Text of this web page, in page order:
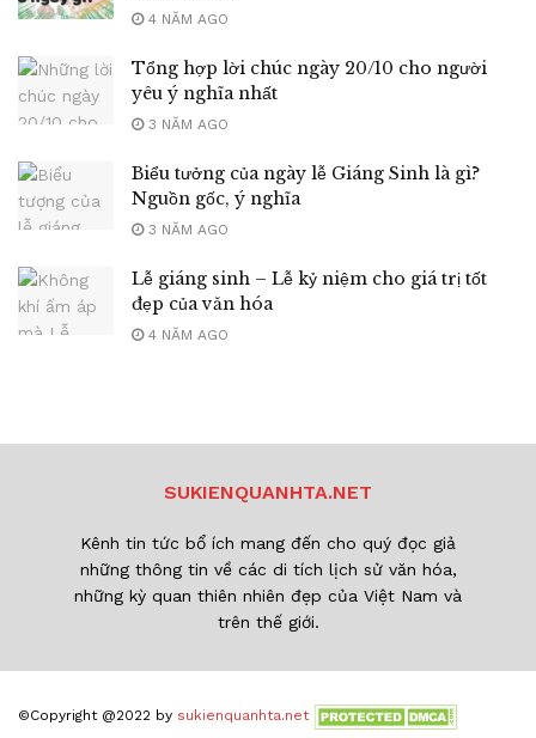
4 NĂM AGO
Tổng hợp lời chúc ngày 20/10 cho người
yêu ý nghĩa nhất
3 NĂM AGO
Biểu tưởng của ngày lễ Giáng Sinh là gì?
Nguồn gốc, ý nghĩa
3 NĂM AGO
Lễ giáng sinh – Lễ kỷ niệm cho giá trị tốt
đẹp của văn hóa
4 NĂM AGO
SUKIENQUANHTA.NET
Kênh tin tức bổ ích mang đến cho quý đọc giả
những thông tin về các di tích lịch sử văn hóa,
những kỳ quan thiên nhiên đẹp của Việt Nam và
trên thế giới.
©Copyright @2022 by sukienquanhta.net